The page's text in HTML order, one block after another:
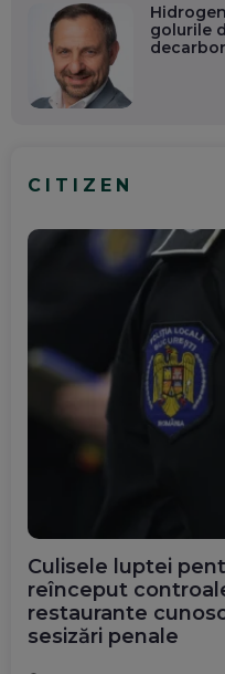
golurile
CITIZEN
Culisele luptei
reînceput
restaurante
sesizări penale